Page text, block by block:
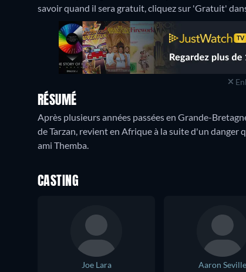
savoir quand il sera gratuit, cliquez sur 'Gratuit'
RÉSUMÉ
Après plusieurs années passées en Grande-
de Tarzan, revient en Afrique à la suite d'un danger
ami Themba.
CASTING
Joe Lara
Aaron Seville